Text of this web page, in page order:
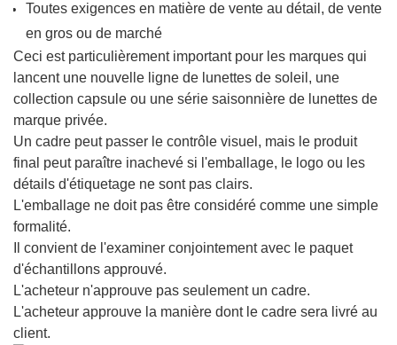
Toutes exigences en matière de vente au détail, de vente
en gros ou de marché
Ceci est particulièrement important pour les marques qui
lancent une nouvelle ligne de lunettes de soleil, une
collection capsule ou une série saisonnière de lunettes de
marque privée.
Un cadre peut passer le contrôle visuel, mais le produit
final peut paraître inachevé si l'emballage, le logo ou les
détails d'étiquetage ne sont pas clairs.
L'emballage ne doit pas être considéré comme une simple
formalité.
Il convient de l'examiner conjointement avec le paquet
d'échantillons approuvé.
L'acheteur n'approuve pas seulement un cadre.
L'acheteur approuve la manière dont le cadre sera livré au
client.